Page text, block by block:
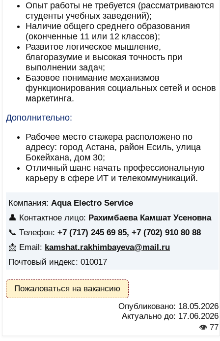
Опыт работы не требуется (рассматриваются
студенты учебных заведений);
Наличие общего среднего образования
(оконченные 11 или 12 классов);
Развитое логическое мышление,
благоразумие и высокая точность при
выполнении задач;
Базовое понимание механизмов
функционирования социальных сетей и основ
маркетинга.
Дополнительно:
Рабочее место стажера расположено по
адресу: город Астана, район Есиль, улица
Бокейхана, дом 30;
Отличный шанс начать профессиональную
карьеру в сфере ИТ и телекоммуникаций.
Компания: Aqua Electro Service
👤 Контактное лицо: Рахимбаева Камшат Усеновна
📞 Телефон: +7 (717) 245 69 85, +7 (702) 910 80 88
📩 Email: kamshat.rakhimbayeva@mail.ru
Почтовый индекс: 010017
Пожаловаться на вакансию
Опубликовано: 18.05.2026
Актуально до: 17.06.2026
👁 77